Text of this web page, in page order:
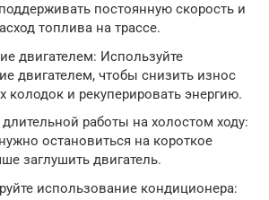
постоянную скорость и
топлива на трассе.
двигателем: Используйте
двигателем, чтобы снизить износ
колодок и рекуперировать энергию.
длительной работы на холостом ходу:
остановиться на короткое
заглушить двигатель.
использование кондиционера: